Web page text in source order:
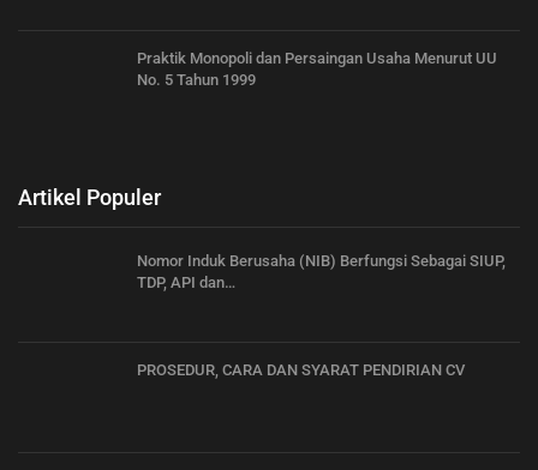
Praktik Monopoli dan Persaingan Usaha Menurut UU
No. 5 Tahun 1999
Artikel Populer
Nomor Induk Berusaha (NIB) Berfungsi Sebagai SIUP,
TDP, API dan…
PROSEDUR, CARA DAN SYARAT PENDIRIAN CV